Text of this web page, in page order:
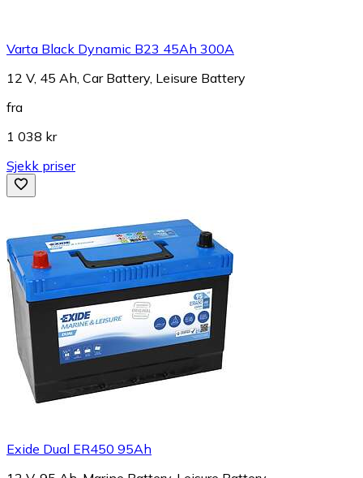
Varta Black Dynamic B23 45Ah 300A
12 V, 45 Ah, Car Battery, Leisure Battery
fra
1 038 kr
Sjekk priser
Exide Dual ER450 95Ah